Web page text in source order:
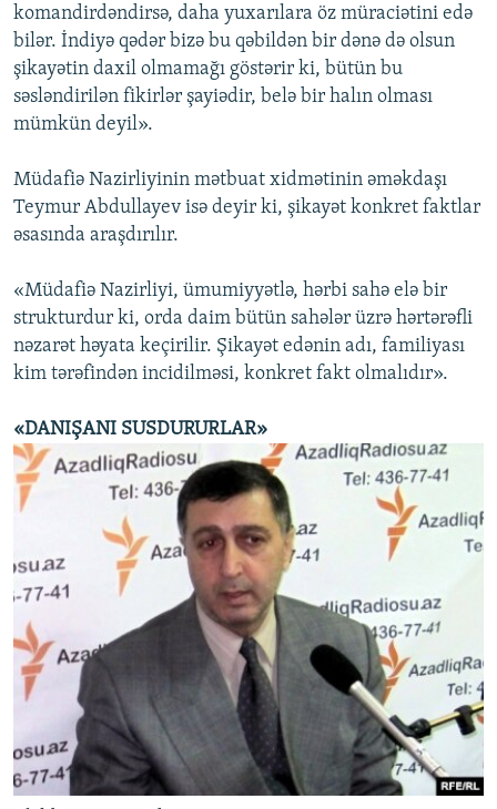
komandirdəndirsə, daha yuxarılara öz müraciətini edə
bilər. İndiyə qədər bizə bu qəbildən bir dənə də olsun
şikayətin daxil olmamağı göstərir ki, bütün bu
səsləndirilən fikirlər şayiədir, belə bir halın olması
mümkün deyil».
Müdafiə Nazirliyinin mətbuat xidmətinin əməkdaşı
Teymur Abdullayev isə deyir ki, şikayət konkret faktlar
əsasında araşdırılır.
«Müdafiə Nazirliyi, ümumiyyətlə, hərbi sahə elə bir
strukturdur ki, orda daim bütün sahələr üzrə hərtərəfli
nəzarət həyata keçirilir. Şikayət edənin adı, familiyası
kim tərəfindən incidilməsi, konkret fakt olmalıdır».
«DANIŞANI SUSDURURLAR»